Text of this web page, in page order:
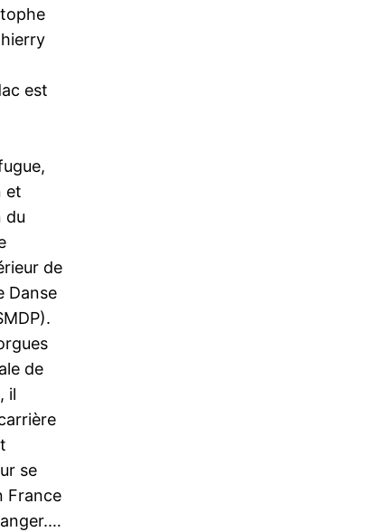
est
et
du
de
Danse
de
il
se
France